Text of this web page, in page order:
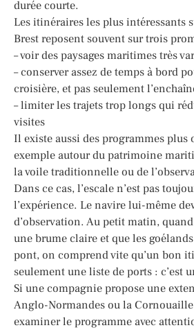
durée courte.
Les itinéraires les plus intéressants
Brest reposent souvent sur trois
– voir des paysages maritimes très
– conserver assez de temps à bord
croisière, et pas seulement
– limiter les trajets trop longs qui
visites
Il existe aussi des programmes plus
exemple autour du patrimoine
la voile traditionnelle ou de
Dans ce cas, l’escale n’est pas
l’expérience. Le navire lui-même
d’observation. Au petit matin,
une brume claire et que les
pont, on comprend vite qu’un bon
seulement une liste de ports : c’est
Si une compagnie propose une
Anglo-Normandes ou la
examiner le programme avec